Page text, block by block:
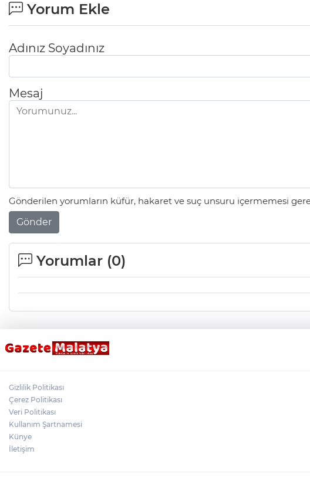
Yorum Ekle
Adınız Soyadınız
Mesaj
Gönderilen yorumların küfür, hakaret ve suç unsuru içermemesi
Gönder
Yorumlar (0)
Gizlilik Politikası
Çerez Politikası
Veri Politikası
Kullanım Şartnamesi
Künye
İletişim